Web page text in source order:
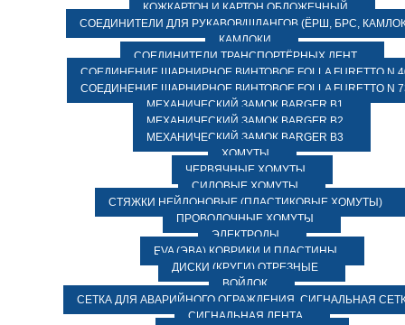
КОЖКАРТОН И КАРТОН ОБЛОЖЕЧНЫЙ
СОЕДИНИТЕЛИ ДЛЯ РУКАВОВ/ШЛАНГОВ (ЁРШ, БРС,
КАМЛОКИ
СОЕДИНИТЕЛИ ТРАНСПОРТЁРНЫХ ЛЕНТ
СОЕДИНЕНИЕ ШАРНИРНОЕ ВИНТОВОЕ FOLLA FURETTO N
СОЕДИНЕНИЕ ШАРНИРНОЕ ВИНТОВОЕ FOLLA FURETTO N
МЕХАНИЧЕСКИЙ ЗАМОК BARGER B1
МЕХАНИЧЕСКИЙ ЗАМОК BARGER B2
МЕХАНИЧЕСКИЙ ЗАМОК BARGER B3
ХОМУТЫ
ЧЕРВЯЧНЫЕ ХОМУТЫ
СИЛОВЫЕ ХОМУТЫ
СТЯЖКИ НЕЙЛОНОВЫЕ (ПЛАСТИКОВЫЕ ХОМУТЫ)
ПРОВОЛОЧНЫЕ ХОМУТЫ
ЭЛЕКТРОДЫ
EVA (ЭВА) КОВРИКИ И ПЛАСТИНЫ
ДИСКИ (КРУГИ) ОТРЕЗНЫЕ
ВОЙЛОК
СЕТКА ДЛЯ АВАРИЙНОГО ОГРАЖДЕНИЯ, СИГНАЛЬНАЯ
СИГНАЛЬНАЯ ЛЕНТА